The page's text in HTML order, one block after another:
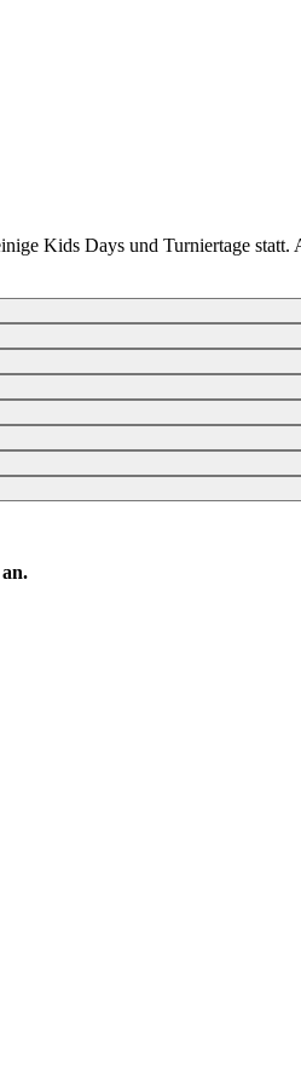
Kids Days und Turniertage
an.